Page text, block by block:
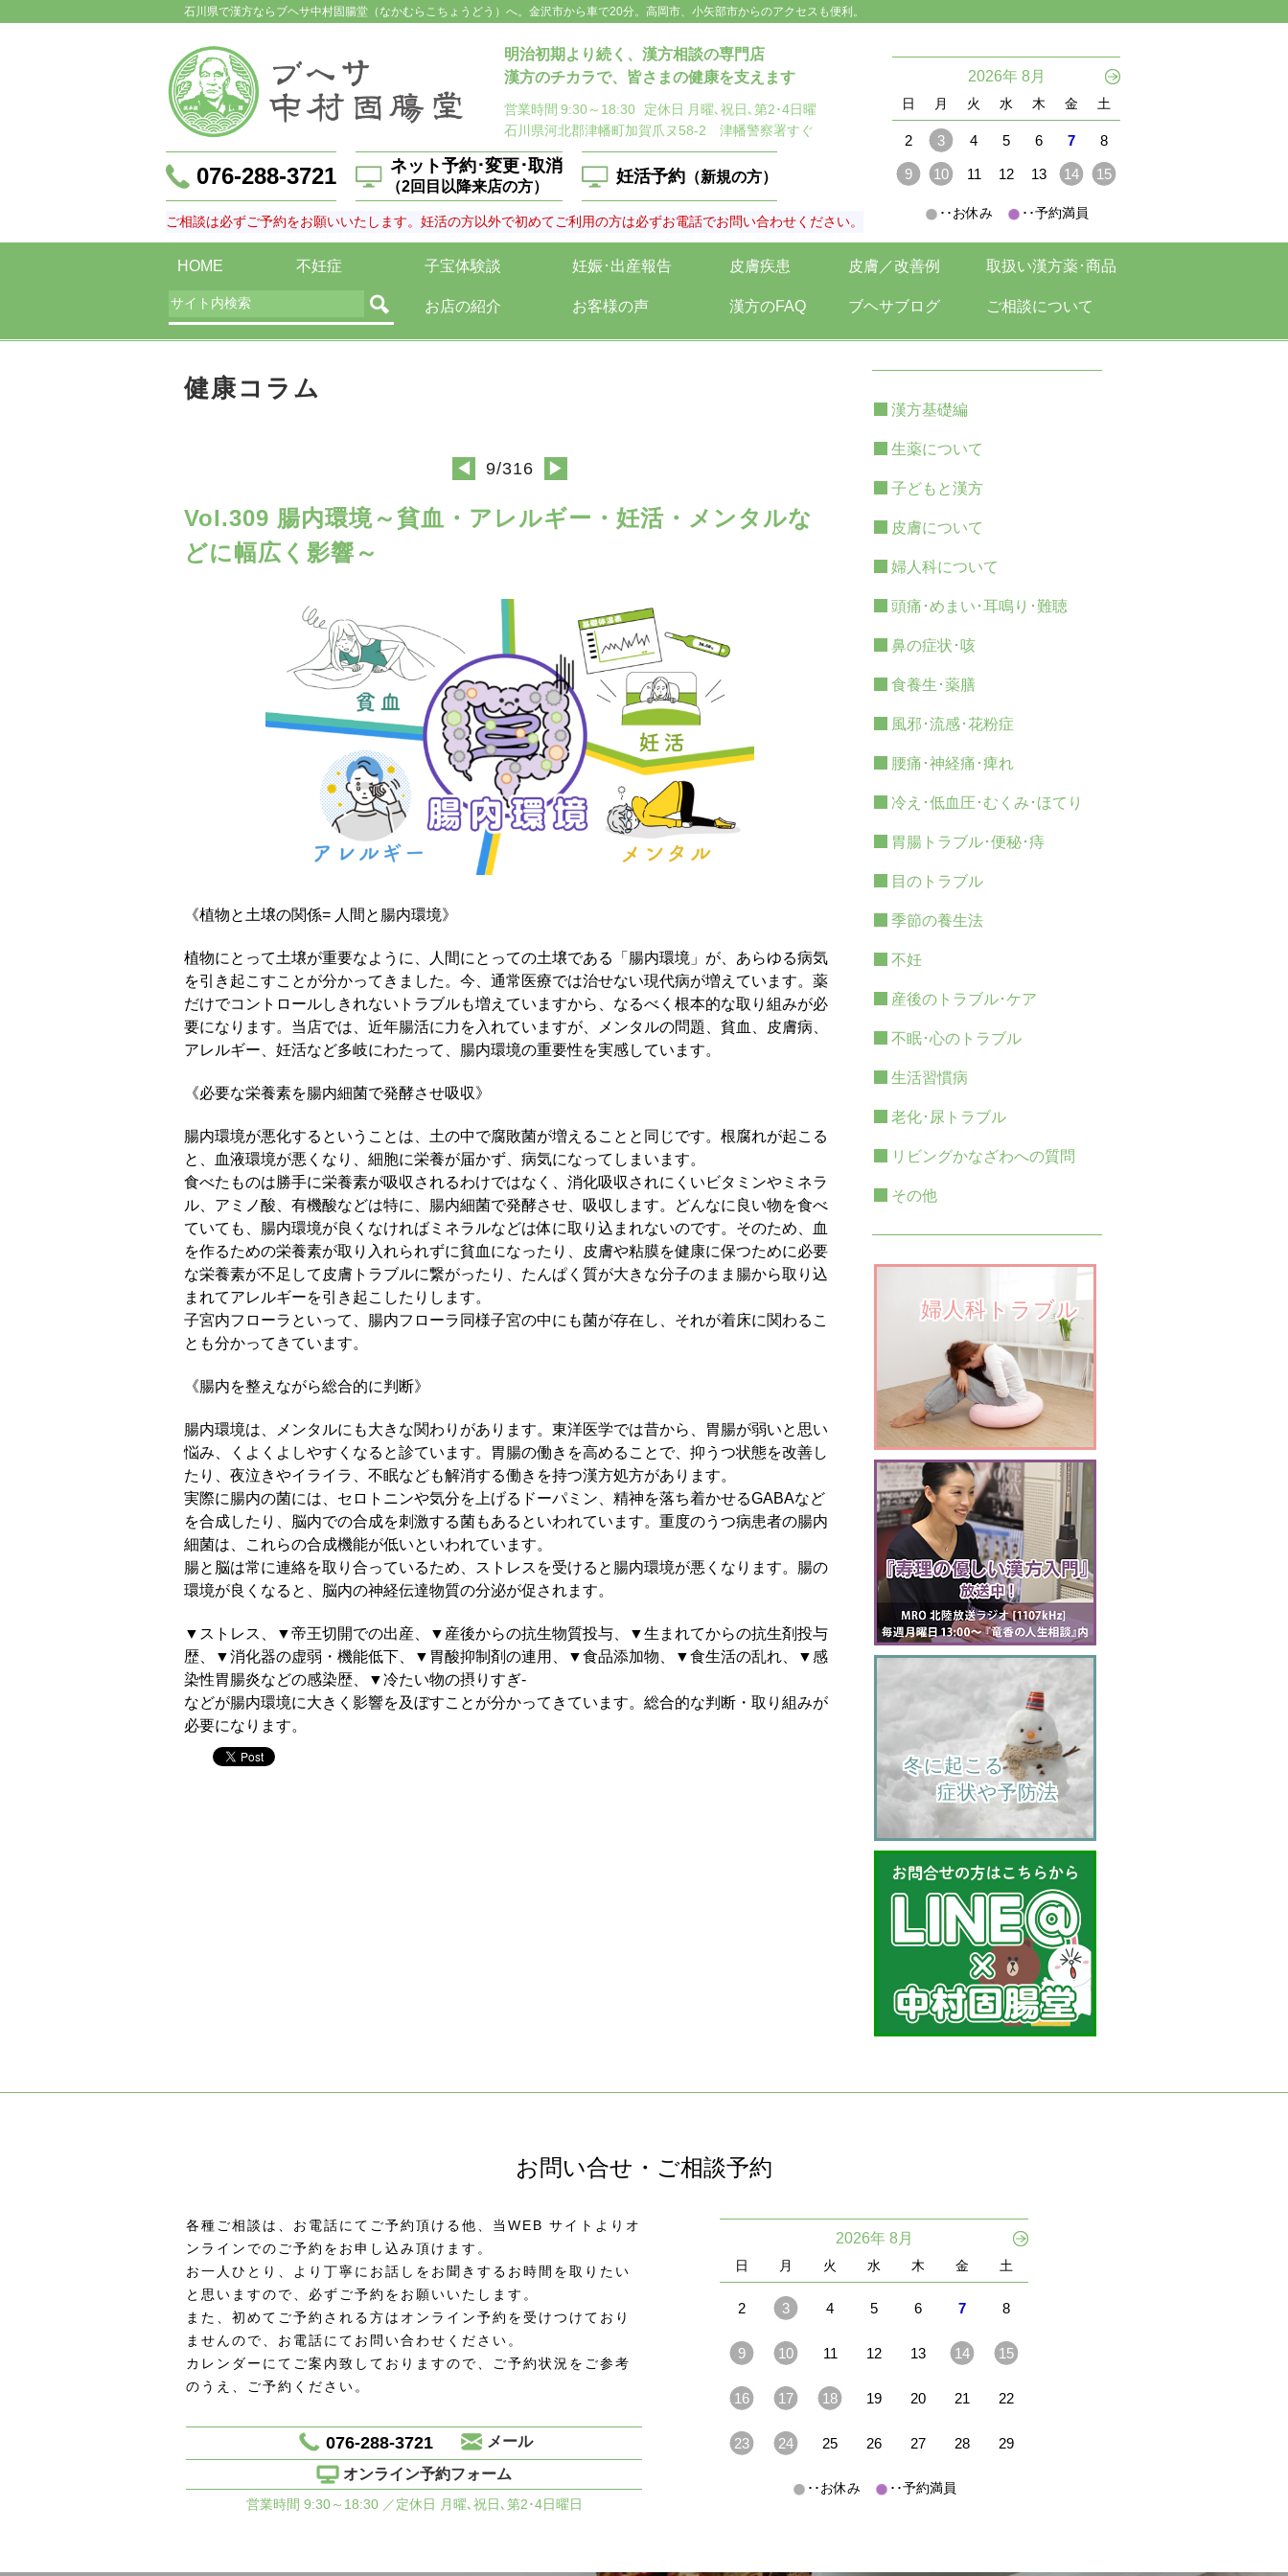
石川県で漢方ならブヘサ中村固腸堂（なかむらこちょうどう）へ。金沢市から車で20分。高岡市、小矢部市からのアクセスも便利。
明治初期より続く、漢方相談の専門店
漢方のチカラで、皆さまの健康を支えます
営業時間 9:30～18:30 定休日 月曜､祝日､第2･4日曜
石川県河北郡津幡町加賀爪ヌ58-2 津幡警察署すぐ
076-288-3721 ネット予約･変更･取消
（2回目以降来店の方）
妊活予約 （新規の方）
ご相談は必ずご予約をお願いいたします。妊活の方以外で初めてご利用の方は必ずお電話でお問い合わせください。
2026年 8月
日 月 火 水 木 金 土
2 3 4 5 6 7 8
9 10 11 12 13 14 15
･･お休み ･･予約満員
HOME 不妊症 子宝体験談 妊娠･出産報告 皮膚疾患 皮膚／改善例 取扱い漢方薬･商品
お店の紹介 お客様の声 漢方のFAQ ブヘサブログ ご相談について
健康コラム
◀ 9/316 ▶
Vol.309 腸内環境～貧血・アレルギー・妊活・メンタルな
どに幅広く影響～
《植物と土壌の関係= 人間と腸内環境》
植物にとって土壌が重要なように、人間にとっての土壌である「腸内環境」が、あらゆる病気
を引き起こすことが分かってきました。今、通常医療では治せない現代病が増えています。薬
だけでコントロールしきれないトラブルも増えていますから、なるべく根本的な取り組みが必
要になります。当店では、近年腸活に力を入れていますが、メンタルの問題、貧血、皮膚病、
アレルギー、妊活など多岐にわたって、腸内環境の重要性を実感しています。
《必要な栄養素を腸内細菌で発酵させ吸収》
腸内環境が悪化するということは、土の中で腐敗菌が増えることと同じです。根腐れが起こる
と、血液環境が悪くなり、細胞に栄養が届かず、病気になってしまいます。
食べたものは勝手に栄養素が吸収されるわけではなく、消化吸収されにくいビタミンやミネラ
ル、アミノ酸、有機酸などは特に、腸内細菌で発酵させ、吸収します。どんなに良い物を食べ
ていても、腸内環境が良くなければミネラルなどは体に取り込まれないのです。そのため、血
を作るための栄養素が取り入れられずに貧血になったり、皮膚や粘膜を健康に保つために必要
な栄養素が不足して皮膚トラブルに繋がったり、たんぱく質が大きな分子のまま腸から取り込
まれてアレルギーを引き起こしたりします。
子宮内フローラといって、腸内フローラ同様子宮の中にも菌が存在し、それが着床に関わるこ
とも分かってきています。
《腸内を整えながら総合的に判断》
腸内環境は、メンタルにも大きな関わりがあります。東洋医学では昔から、胃腸が弱いと思い
悩み、くよくよしやすくなると診ています。胃腸の働きを高めることで、抑うつ状態を改善し
たり、夜泣きやイライラ、不眠なども解消する働きを持つ漢方処方があります。
実際に腸内の菌には、セロトニンや気分を上げるドーパミン、精神を落ち着かせるGABAなど
を合成したり、脳内での合成を刺激する菌もあるといわれています。重度のうつ病患者の腸内
細菌は、これらの合成機能が低いといわれています。
腸と脳は常に連絡を取り合っているため、ストレスを受けると腸内環境が悪くなります。腸の
環境が良くなると、脳内の神経伝達物質の分泌が促されます。
▼ストレス、▼帝王切開での出産、▼産後からの抗生物質投与、▼生まれてからの抗生剤投与
歴、▼消化器の虚弱・機能低下、▼胃酸抑制剤の連用、▼食品添加物、▼食生活の乱れ、▼感
染性胃腸炎などの感染歴、▼冷たい物の摂りすぎ‐
などが腸内環境に大きく影響を及ぼすことが分かってきています。総合的な判断・取り組みが
必要になります。
漢方基礎編
生薬について
子どもと漢方
皮膚について
婦人科について
頭痛･めまい･耳鳴り･難聴
鼻の症状･咳
食養生･薬膳
風邪･流感･花粉症
腰痛･神経痛･痺れ
冷え･低血圧･むくみ･ほてり
胃腸トラブル･便秘･痔
目のトラブル
季節の養生法
不妊
産後のトラブル･ケア
不眠･心のトラブル
生活習慣病
老化･尿トラブル
リビングかなざわへの質問
その他
婦人科トラブル
    冬に起こる
         症状や予防法
お問い合せ・ご相談予約
各種ご相談は、お電話にてご予約頂ける他、当WEB サイトよりオ
ンラインでのご予約をお申し込み頂けます。
お一人ひとり、より丁寧にお話しをお聞きするお時間を取りたい
と思いますので、必ずご予約をお願いいたします。
また、初めてご予約される方はオンライン予約を受けつけており
ませんので、お電話にてお問い合わせください。
カレンダーにてご案内致しておりますので、ご予約状況をご参考
のうえ、ご予約ください。
076-288-3721
メール
オンライン予約フォーム
営業時間 9:30～18:30 ／定休日 月曜､祝日､第2･4日曜日
2026年 8月
日 月 火 水 木 金 土
2 3 4 5 6 7 8
9 10 11 12 13 14 15
16 17 18 19 20 21 22
23 24 25 26 27 28 29
･･お休み ･･予約満員